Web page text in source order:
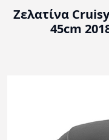
Ζελατίνα
45cm